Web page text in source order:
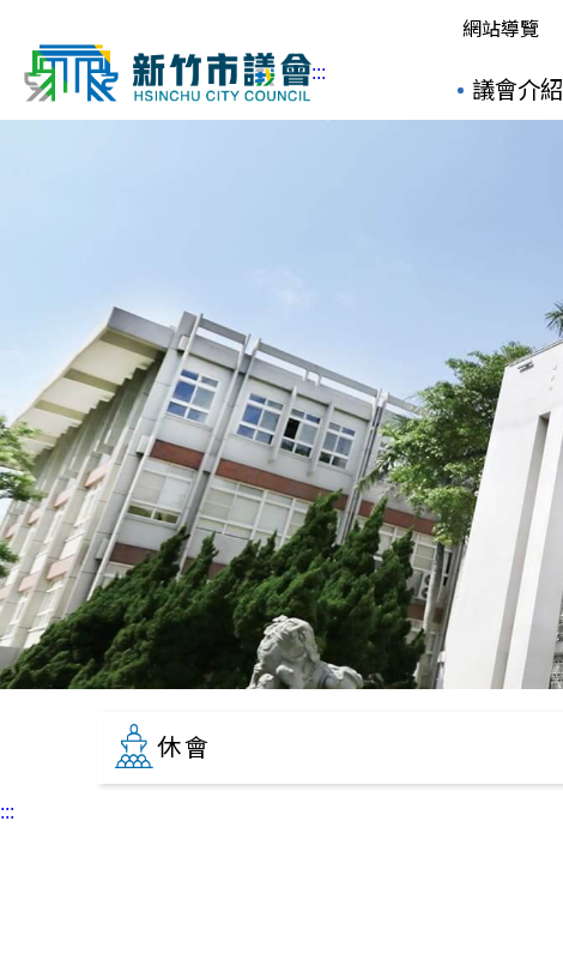
:::
網站導覽
議會介紹
休會
:::